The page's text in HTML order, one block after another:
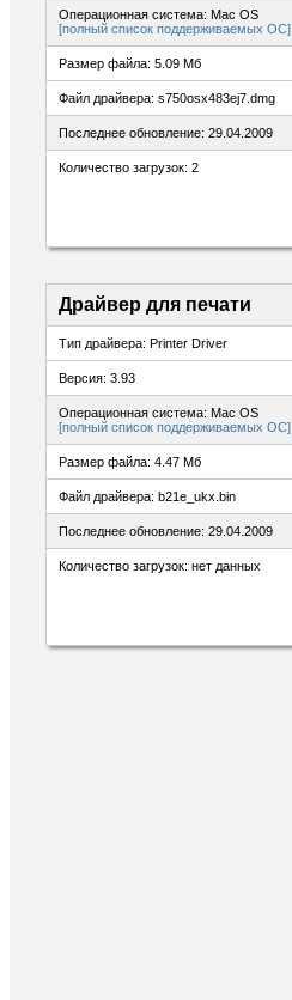
Операционная система: Mac OS
[полный список поддерживаемых ОС]
Размер файла: 5.09 Мб
Файл драйвера: s750osx483ej7.dmg
Последнее обновление: 29.04.2009
Количество загрузок: 2
Драйвер для печати
Тип драйвера: Printer Driver
Версия: 3.93
Операционная система: Mac OS
[полный список поддерживаемых ОС]
Размер файла: 4.47 Мб
Файл драйвера: b21e_ukx.bin
Последнее обновление: 29.04.2009
Количество загрузок: нет данных